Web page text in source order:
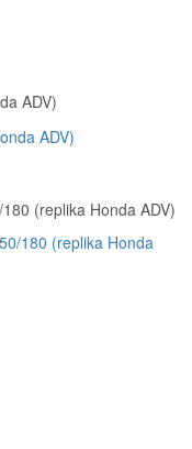
ADV)
(replika Honda ADV)